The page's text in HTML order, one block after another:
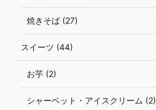
焼きそば (27)
スイーツ (44)
お芋 (2)
シャーベット・アイスクリーム (2)